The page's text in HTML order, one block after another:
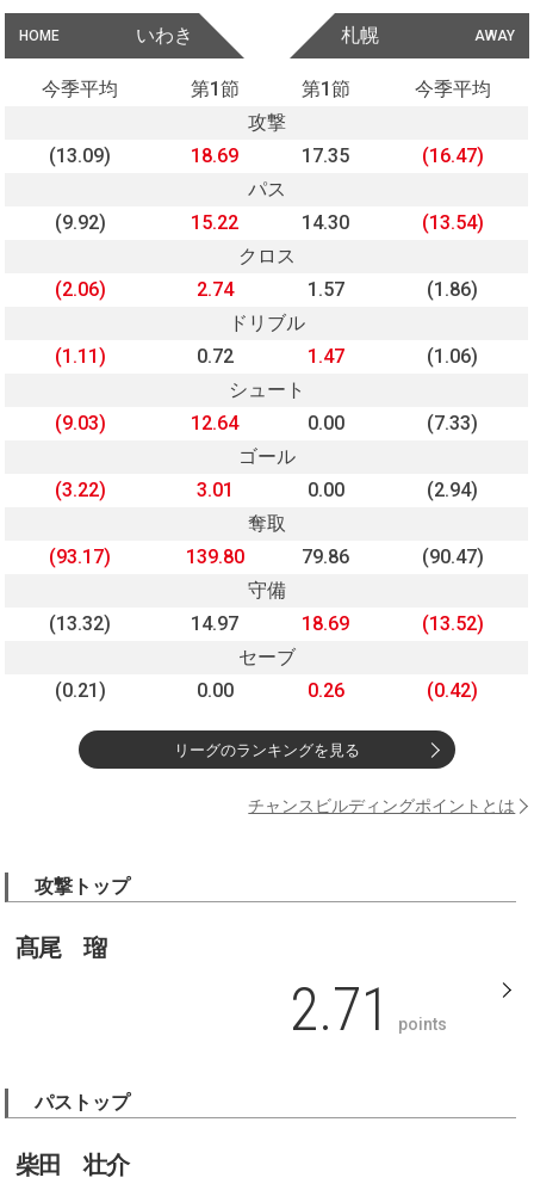
HOME いわき AWAY
札幌
今季平均 第1節 第1節
今季平均
攻撃
(13.09)
18.69 17.35
(16.47)
パス
(9.92)
15.22 14.30
(13.54)
クロス
(2.06)
2.74 1.57
(1.86)
ドリブル
(1.11)
0.72 1.47
(1.06)
シュート
(9.03)
12.64 0.00
(7.33)
ゴール
(3.22)
3.01 0.00
(2.94)
奪取
(93.17)
139.80 79.86
(90.47)
守備
(13.32)
14.97 18.69
(13.52)
セーブ
(0.21)
0.00 0.26 (0.42)
リーグのランキングを見る
チャンスビルディングポイントとは
攻撃トップ
髙尾 瑠
2.71 points
パストップ
柴田 壮介